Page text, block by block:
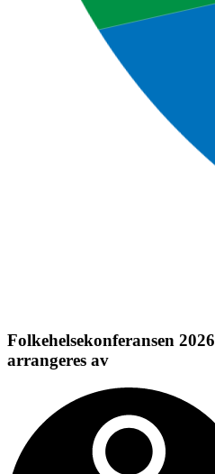
Folkehelsekonferansen 2026
arrangeres av